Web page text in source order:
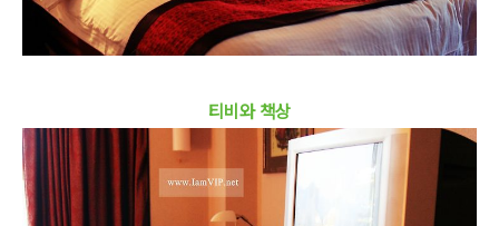
티비와 책상